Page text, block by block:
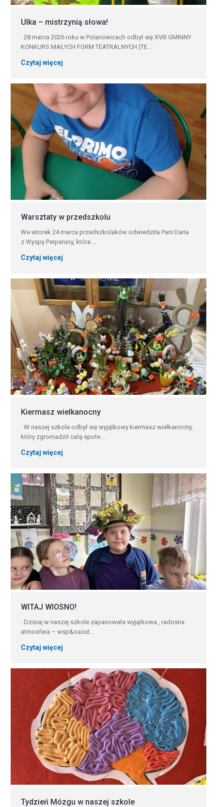
Ulka – mistrzynią słowa!
28 marca 2026 roku w Polanowicach odbył się XVIII GMINNY
KONKURS MAŁYCH FORM TEATRALNYCH (TE...
Czytaj więcej
Warsztaty w przedszkolu
We wtorek 24 marca przedszkolaków odwiedziła Pani Daria
z Wyspy Perperuny, która ...
Czytaj więcej
Kiermasz wielkanocny
W naszej szkole odbył się wyjątkowy kiermasz wielkanocny,
który zgromadził całą społe...
Czytaj więcej
WITAJ WIOSNO!
Dzisiaj w naszej szkole zapanowała wyjątkowa , radosna
atmosfera – wsp&oacut...
Czytaj więcej
Tydzień Mózgu w naszej szkole